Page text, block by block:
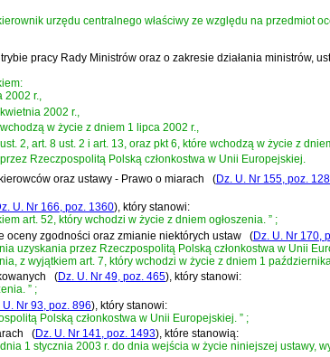
urzędu centralnego właściwy ze względu na przedmiot
pracy Rady Ministrów oraz o zakresie działania ministrów,
2002 r.,
2002 r.,
w życie z dniem 1 lipca 2002 r.,
2, art. 8 ust. 2 i art. 13, oraz pkt 6, które wchodzą w życie z
Rzeczpospolitą Polską członkostwa w Unii Europejskiej.
oraz ustawy - Prawo o miarach (Dz. U. Nr 155, poz.
U. Nr 166, poz. 1360), który stanowi:
art. 52, który wchodzi w życie z dniem ogłoszenia. ” ;
oceny zgodności oraz zmianie niektórych ustaw (Dz. U. Nr 170,
uzyskania przez Rzeczpospolitą Polską członkostwa w Unii
z wyjątkiem art. 7, który wchodzi w życie z dniem 1
(Dz. U. Nr 49, poz. 465), który stanowi:
” ;
U. Nr 93, poz. 896), który stanowi:
Polską członkostwa w Unii Europejskiej. ” ;
(Dz. U. Nr 141, poz. 1493), które stanowią:
1 stycznia 2003 r. do dnia wejścia w życie niniejszej ustawy,